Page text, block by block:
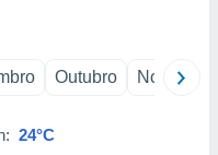
Outubro Novembro
24°C